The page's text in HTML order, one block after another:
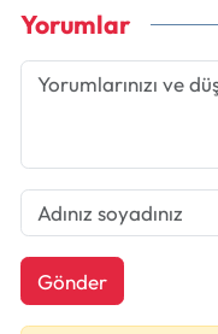
Yorumlar
Gönder